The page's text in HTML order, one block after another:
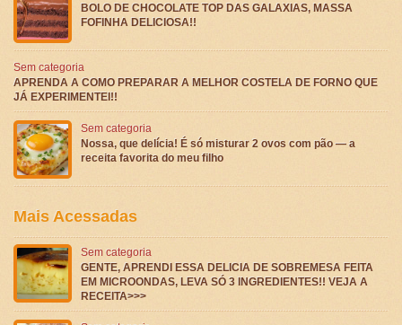
BOLO DE CHOCOLATE TOP DAS GALAXIAS, MASSA
FOFINHA DELICIOSA!!
Sem categoria
APRENDA A COMO PREPARAR A MELHOR COSTELA DE FORNO QUE
JÁ EXPERIMENTEI!!
Sem categoria
Nossa, que delícia! É só misturar 2 ovos com pão — a
receita favorita do meu filho
Mais Acessadas
Sem categoria
GENTE, APRENDI ESSA DELICIA DE SOBREMESA FEITA
EM MICROONDAS, LEVA SÓ 3 INGREDIENTES!! VEJA A
RECEITA>>>